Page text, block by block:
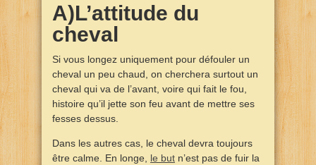
A)L’attitude du
cheval
Si vous longez uniquement pour défouler un
cheval un peu chaud, on cherchera surtout un
cheval qui va de l’avant, voire qui fait le fou,
histoire qu’il jette son feu avant de mettre ses
fesses dessus.
Dans les autres cas, le cheval devra toujours
être calme. En longe, le but n’est pas de fuir la